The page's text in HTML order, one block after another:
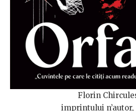
Florin
imprintului n’autor,